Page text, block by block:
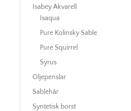
Isabey Akvarell
Isaqua
Pure Kolinsky Sable
Pure Squirrel
Syrus
Oljepenslar
Sablehår
Syntetisk borst